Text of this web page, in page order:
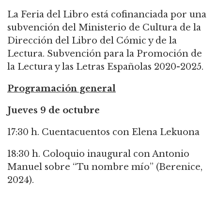
La Feria del Libro está cofinanciada por una
subvención del Ministerio de Cultura de la
Dirección del Libro del Cómic y de la
Lectura. Subvención para la Promoción de
la Lectura y las Letras Españolas 2020-2025.
Programación general
Jueves 9 de octubre
17:30 h. Cuentacuentos con Elena Lekuona
18:30 h. Coloquio inaugural con Antonio
Manuel sobre “Tu nombre mío” (Berenice,
2024).